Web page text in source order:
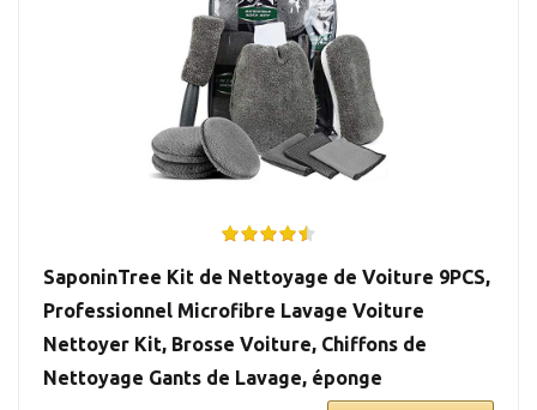
SaponinTree Kit de Nettoyage de Voiture 9PCS,
Professionnel Microfibre Lavage Voiture
Nettoyer Kit, Brosse Voiture, Chiffons de
Nettoyage Gants de Lavage, éponge